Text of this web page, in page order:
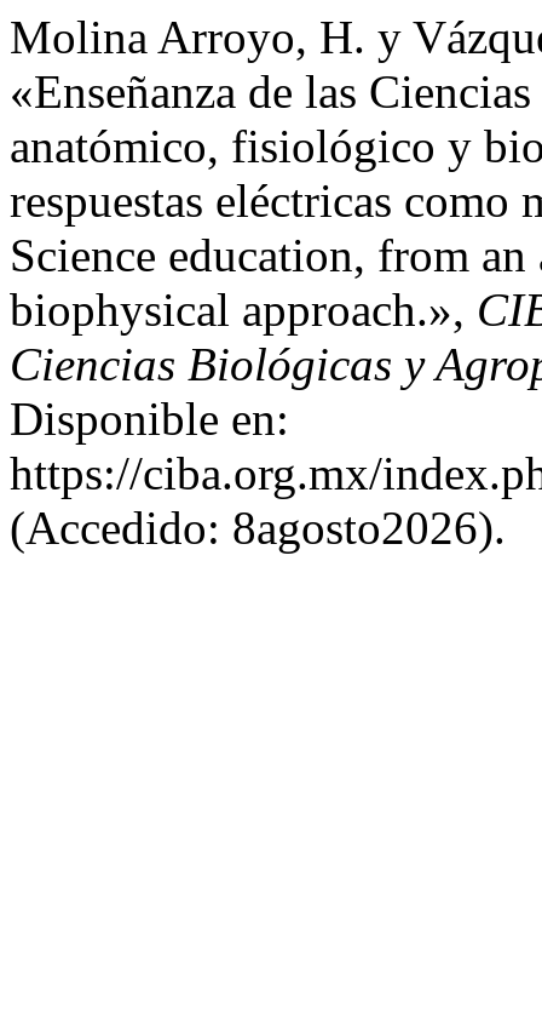
Molina Arroyo, H. y
«Enseñanza de las
anatómico, fisiológico y
respuestas eléctricas
Science education, from
biophysical approach.»,
Ciencias Biológicas y
Disponible en:
https://ciba.org.mx/
(Accedido: 8agosto2026).